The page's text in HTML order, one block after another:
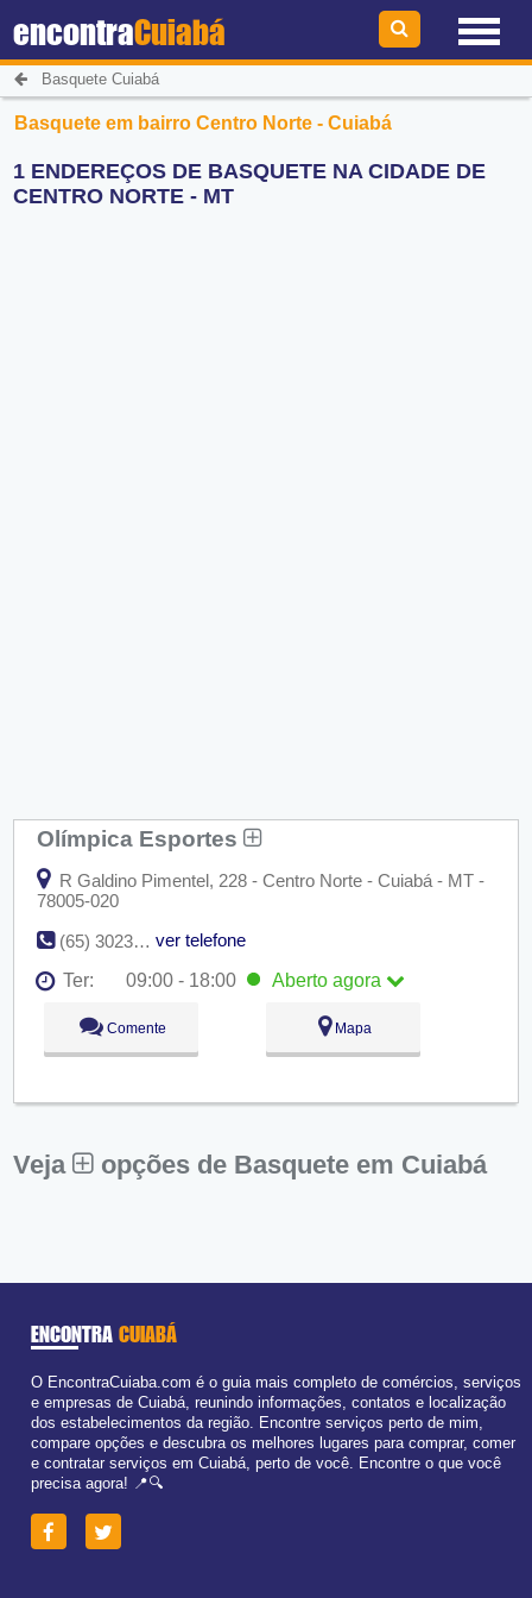
encontraCuiabá
Basquete Cuiabá
Basquete em bairro Centro Norte - Cuiabá
1 ENDEREÇOS DE BASQUETE NA CIDADE DE
CENTRO NORTE - MT
Olímpica Esportes
R Galdino Pimentel, 228 - Centro Norte - Cuiabá - MT -
78005-020
(65) 3023-0292
ver telefone
Ter:
09:00 - 18:00 Aberto agora
09:00 - 18:00 Abertoagora
Qua:
09:00 - 18:00
Sex:
09:00 - 18:00
Comente Mapa
Veja opções de Basquete em Cuiabá
ENCONTRA CUIABÁ
O EncontraCuiaba.com é o guia mais completo de comércios, serviços
e empresas de Cuiabá, reunindo informações, contatos e localização
dos estabelecimentos da região. Encontre serviços perto de mim,
compare opções e descubra os melhores lugares para comprar, comer
e contratar serviços em Cuiabá, perto de você. Encontre o que você
precisa agora! 📍🔍